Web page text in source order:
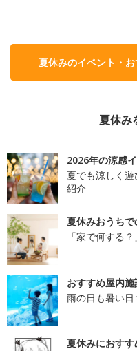
夏休みのイベント・
夏休み
2026年の涼感
夏でも涼しく
紹介
夏休みおうち
「家で何する
おすすめ屋内
雨の日も暑い
夏休みにおす